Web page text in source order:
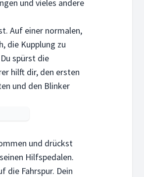
und vieles andere
Auf einer normalen,
die Kupplung zu
spürst die
hilft dir, den ersten
und den Blinker
und drückst
Hilfspedalen.
die Fahrspur. Dein